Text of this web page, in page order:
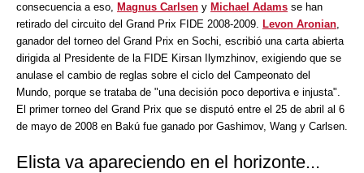
consecuencia a eso, Magnus Carlsen y Michael Adams se han
retirado del circuito del Grand Prix FIDE 2008-2009. Levon Aronian,
ganador del torneo del Grand Prix en Sochi, escribió una carta abierta
dirigida al Presidente de la FIDE Kirsan Ilymzhinov, exigiendo que se
anulase el cambio de reglas sobre el ciclo del Campeonato del
Mundo, porque se trataba de "una decisión poco deportiva e injusta".
El primer torneo del Grand Prix que se disputó entre el 25 de abril al 6
de mayo de 2008 en Bakú fue ganado por Gashimov, Wang y Carlsen.
Elista va apareciendo en el horizonte...